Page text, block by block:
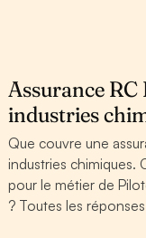
Assurance
industries
Que couvre une
industries chimiques.
pour le métier de
? Toutes les